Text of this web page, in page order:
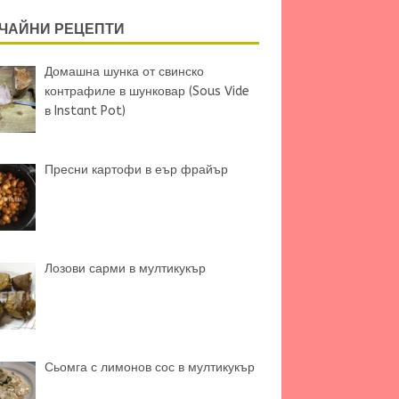
РЕЦЕПТИ
Домашна шунка от свинско
контрафиле в шунковар (Sous Vide
в Instant Pot)
Пресни картофи в еър фрайър
Лозови сарми в мултикукър
Сьомга с лимонов сос в мултикукър